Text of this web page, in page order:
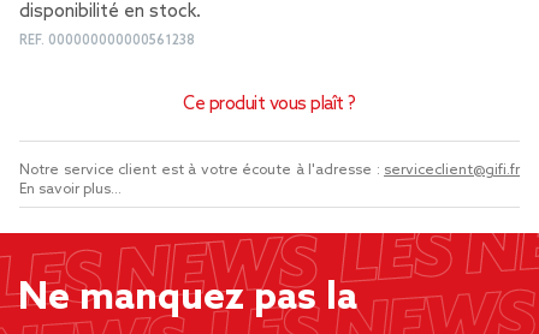
disponibilité en stock.
REF. 000000000000561238
Ce produit vous plaît ?
Notre service client est à votre écoute à l'adresse : serviceclient@gifi.fr
En savoir plus...
Ne manquez pas la